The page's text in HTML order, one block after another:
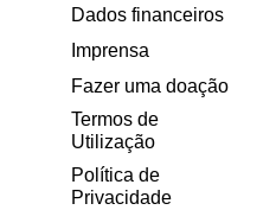
Dados financeiros
Imprensa
Fazer uma doação
Termos de
Utilização
Política de
Privacidade